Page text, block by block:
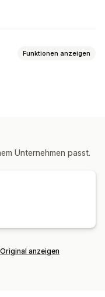
Funktionen anzeigen
Unternehmen passt.
Original anzeigen